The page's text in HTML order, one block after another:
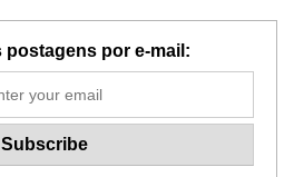
postagens por e-mail: